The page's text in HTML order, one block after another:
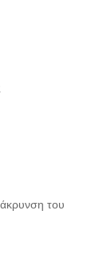
του